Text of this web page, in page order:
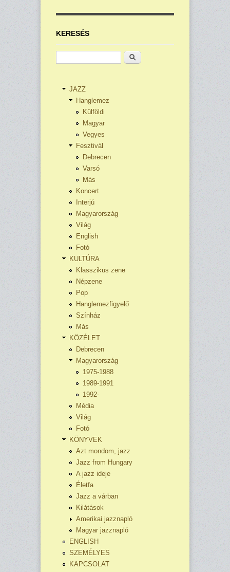
KERESÉS
Keresés
JAZZ
Hanglemez
Külföldi
Magyar
Vegyes
Fesztivál
Debrecen
Varsó
Más
Koncert
Interjú
Magyarország
Világ
English
Fotó
KULTÚRA
Klasszikus zene
Népzene
Pop
Hanglemezfigyelő
Színház
Más
KÖZÉLET
Debrecen
Magyarország
1975-1988
1989-1991
1992-
Média
Világ
Fotó
KÖNYVEK
Azt mondom, jazz
Jazz from Hungary
A jazz ideje
Életfa
Jazz a várban
Kilátások
Amerikai jazznapló
Magyar jazznapló
ENGLISH
SZEMÉLYES
KAPCSOLAT